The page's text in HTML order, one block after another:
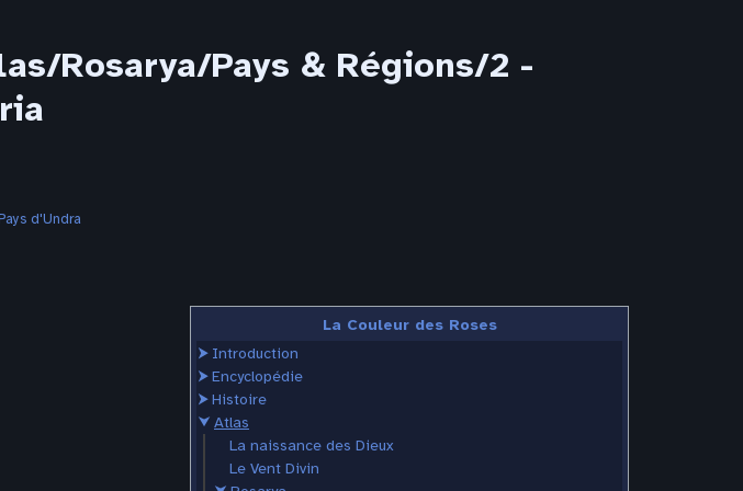
Rosarya/Pays & Régions/2 -
d'Undra
La Couleur des Roses
⮞ Introduction
⮞Encyclopédie
⮞Histoire
⮟ Atlas
La naissance des Dieux
Le Vent Divin